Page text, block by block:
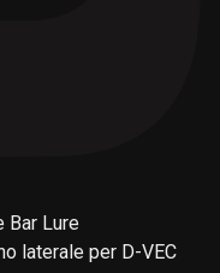
Bar Lure
laterale per D-VEC